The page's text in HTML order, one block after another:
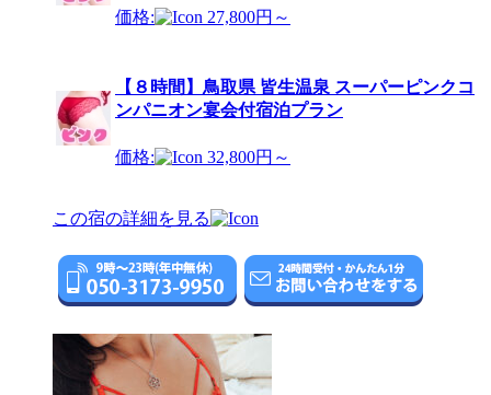
価格: 27,800円～
【８時間】鳥取県 皆生温泉 スーパーピンクコ
ンパニオン宴会付宿泊プラン
価格: 32,800円～
この宿の詳細を見る